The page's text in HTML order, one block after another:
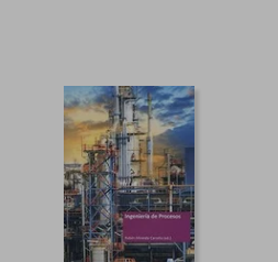
dcto. $ 36.65